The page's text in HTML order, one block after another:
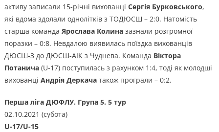
активу записали 15-річні вихованці Сергія Бурковського,
які вдома здолали однолітків з ТОДЮСШ – 2:0. Натомість
старша команда Ярослава Колиназазнали розгромної
поразки – 0:8. Невдалою виявилась поїздка вихованців
ДЮСШ-3 до ДЮСШ-АІК з Чуднева. Команда Віктора
Потанича(U-17) поступилась з рахунком 1:4, тоді як молодші
вихованці Андрія Деркачатакож програли – 0:2.
Перша ліга ДЮФЛУ. Група 5. 5 тур
02.10.2021 (субота)
U-17/U-15